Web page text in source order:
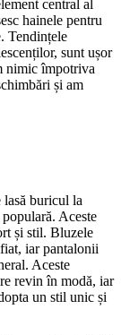
central al
hainele pentru
Tendințele
sunt ușor
nimic împotriva
și am
lasă buricul la
Aceste
și stil. Bluzele
iar pantalonii
Aceste
revin în modă, iar
un stil unic și